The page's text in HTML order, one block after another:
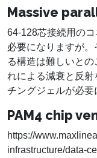
Massive
64-128芯接続用の
必要になりますが
る構造は難しいと
れによる減衰と反
チングジェルが必要
PAM4 chip
https://
infrastructure/data-